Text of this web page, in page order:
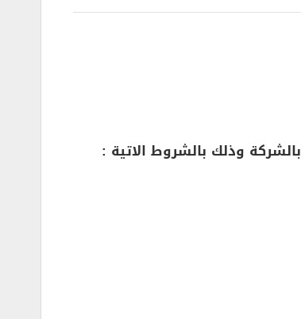
وذلك بالشروط الاتية :